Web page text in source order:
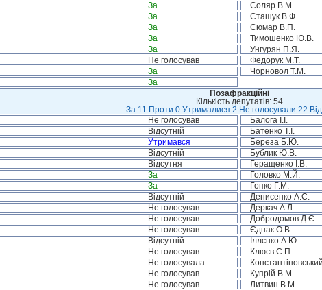
За Соляр В.М.
За Сташук В.Ф.
За Сюмар В.П.
За Тимошенко Ю.В.
За Унгурян П.Я.
Не голосував Федорук М.Т.
За Чорновол Т.М.
За
Позафракційні
Кількість депутатів: 54
За:11 Проти:0 Утрималися:2 Не голосували:22
Не голосував Балога І.І.
Відсутній Батенко Т.І.
Утримався Береза Б.Ю.
Відсутній Бублик Ю.В.
Відсутня Геращенко І.В.
За Головко М.Й.
За Гопко Г.М.
Відсутній Денисенко А.С.
Не голосував Деркач А.Л.
Не голосував Добродомов Д.Є.
Не голосував Єднак О.В.
Відсутній Іллєнко А.Ю.
Не голосував Клюєв С.П.
Не голосувала
Не голосував Купрій В.М.
Не голосував Литвин В.М.